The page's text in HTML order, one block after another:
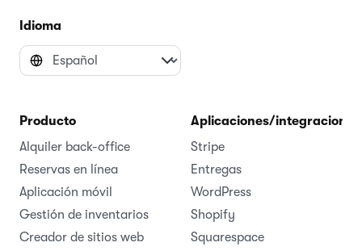
Idioma
Producto
Alquiler back-office
Reservas en línea
Aplicación móvil
Gestión de inventarios
Creador de sitios web
Aplicaciones/integraciones
Stripe
Entregas
WordPress
Shopify
Squarespace